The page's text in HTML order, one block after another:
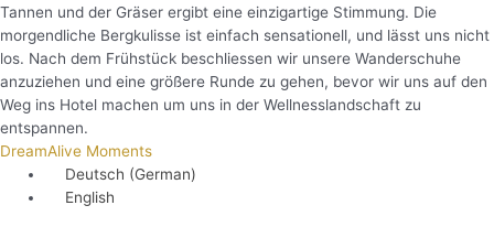
Tannen und der Gräser ergibt eine einzigartige Stimmung. Die
morgendliche Bergkulisse ist einfach sensationell, und lässt uns nicht
los. Nach dem Frühstück beschliessen wir unsere Wanderschuhe
anzuziehen und eine größere Runde zu gehen, bevor wir uns auf den
Weg ins Hotel machen um uns in der Wellnesslandschaft zu
entspannen.
DreamAlive Moments
Deutsch (German)
English